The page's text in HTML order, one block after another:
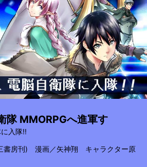
隊 MMORPGへ進軍す
入隊!!
書房刊) 漫画／矢神翔 キャラクター原